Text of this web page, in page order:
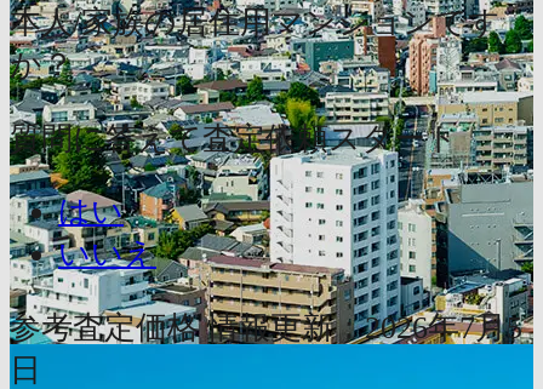
本人/家族の居住用マンションです
か？
質問に答えて査定依頼スタート
はい
いいえ
参考査定価格 情報更新：2026年7月5
日